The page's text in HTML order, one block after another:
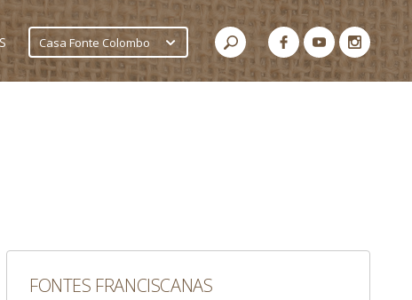
Casa Fonte Colombo
FONTES FRANCISCANAS